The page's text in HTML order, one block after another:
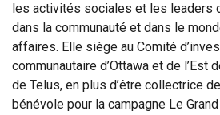
les activités sociales et les leaders
dans la communauté et dans le
affaires. Elle siège au Comité
communautaire d’Ottawa et de l’Est
de Telus, en plus d’être collectrice
bénévole pour la campagne Le